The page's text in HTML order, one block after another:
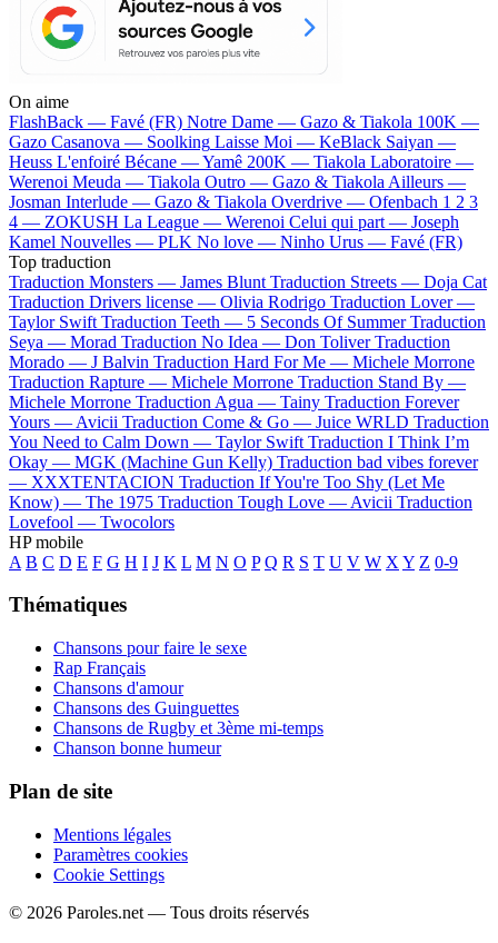
On aime
FlashBack — Favé (FR) Notre Dame — Gazo & Tiakola 100K —
Gazo Casanova — Soolking Laisse Moi — KeBlack Saiyan —
Heuss L'enfoiré Bécane —Yamê 200K — Tiakola Laboratoire —
Werenoi Meuda — Tiakola Outro — Gazo & Tiakola Ailleurs —
Josman Interlude — Gazo & Tiakola Overdrive — Ofenbach 1 2 3
4 — ZOKUSH La League — Werenoi Celui qui part — Joseph
Kamel Nouvelles — PLK No love — Ninho Urus — Favé (FR)
Top traduction
Traduction Monsters — James Blunt Traduction Streets — Doja Cat
Traduction Drivers license — Olivia Rodrigo Traduction Lover —
Taylor Swift Traduction Teeth — 5 Seconds Of Summer Traduction
Seya — Morad Traduction No Idea — Don Toliver Traduction
Morado — J Balvin Traduction Hard For Me — Michele Morrone
Traduction Rapture — Michele Morrone Traduction Stand By —
Michele Morrone Traduction Agua — Tainy Traduction Forever
Yours — Avicii Traduction Come & Go — Juice WRLD Traduction
You Need to Calm Down — Taylor Swift Traduction I Think I’m
Okay — MGK (Machine Gun Kelly) Traduction bad vibes forever
— XXXTENTACION Traduction If You're Too Shy (Let Me
Know) — The 1975 Traduction Tough Love — Avicii Traduction
Lovefool — Twocolors
HP mobile
A B C D E F G H I J K L M N O P Q R S T U V W X Y Z 0-9
Thématiques
Chansons pour faire le sexe
Rap Français
Chansons d'amour
Chansons des Guinguettes
Chansons de Rugby et 3ème mi-temps
Chanson bonne humeur
Plan de site
Mentions légales
Paramètres cookies
Cookie Settings
© 2026 Paroles.net — Tous droits réservés